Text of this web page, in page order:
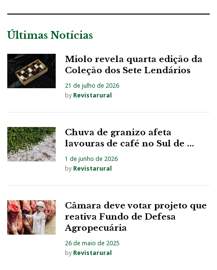
Últimas Notícias
Miolo revela quarta edição da
Coleção dos Sete Lendários
21 de julho de 2026
by Revistarural
Chuva de granizo afeta
lavouras de café no Sul de ...
1 de junho de 2026
by Revistarural
Câmara deve votar projeto que
reativa Fundo de Defesa
Agropecuária
26 de maio de 2025
by Revistarural